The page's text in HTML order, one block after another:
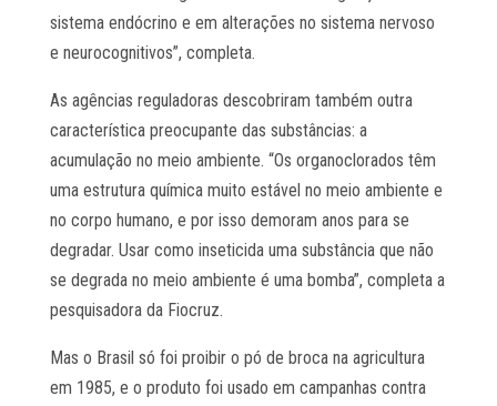
sistema endócrino e em alterações no sistema nervoso
e neurocognitivos”, completa.
As agências reguladoras descobriram também outra
característica preocupante das substâncias: a
acumulação no meio ambiente. “Os organoclorados têm
uma estrutura química muito estável no meio ambiente e
no corpo humano, e por isso demoram anos para se
degradar. Usar como inseticida uma substância que não
se degrada no meio ambiente é uma bomba”, completa a
pesquisadora da Fiocruz.
Mas o Brasil só foi proibir o pó de broca na agricultura
em 1985, e o produto foi usado em campanhas contra